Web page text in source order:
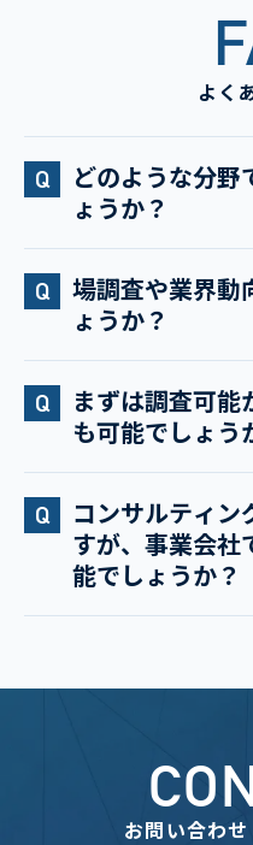
よく
どのような分野
ょうか？
場調査や業界動
ょうか？
まずは調査可能
も可能でしょう
コンサルティン
すが、事業会社
能でしょうか？
お問い合わ